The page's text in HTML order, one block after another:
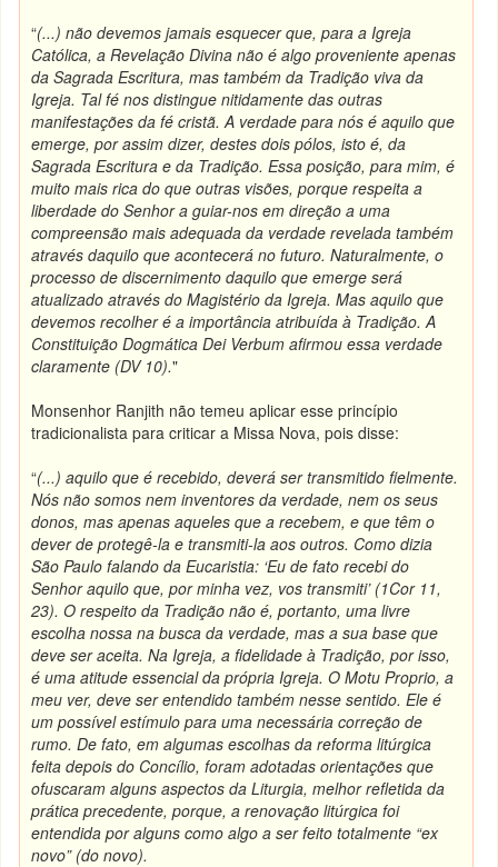
“(...) não devemos jamais esquecer que, para a Igreja
Católica, a Revelação Divina não é algo proveniente apenas
da Sagrada Escritura, mas também da Tradição viva da
Igreja. Tal fé nos distingue nitidamente das outras
manifestações da fé cristã. A verdade para nós é aquilo que
emerge, por assim dizer, destes dois pólos, isto é, da
Sagrada Escritura e da Tradição. Essa posição, para mim, é
muito mais rica do que outras visões, porque respeita a
liberdade do Senhor a guiar-nos em direção a uma
compreensão mais adequada da verdade revelada também
através daquilo que acontecerá no futuro. Naturalmente, o
processo de discernimento daquilo que emerge será
atualizado através do Magistério da Igreja. Mas aquilo que
devemos recolher é a importância atribuída à Tradição. A
Constituição Dogmática Dei Verbum afirmou essa verdade
claramente (DV 10)."
Monsenhor Ranjith não temeu aplicar esse princípio
tradicionalista para criticar a Missa Nova, pois disse:
“(...) aquilo que é recebido, deverá ser transmitido fielmente.
Nós não somos nem inventores da verdade, nem os seus
donos, mas apenas aqueles que a recebem, e que têm o
dever de protegê-la e transmiti-la aos outros. Como dizia
São Paulo falando da Eucaristia: ‘Eu de fato recebi do
Senhor aquilo que, por minha vez, vos transmiti’ (1Cor 11,
23). O respeito da Tradição não é, portanto, uma livre
escolha nossa na busca da verdade, mas a sua base que
deve ser aceita. Na Igreja, a fidelidade à Tradição, por isso,
é uma atitude essencial da própria Igreja. O Motu Proprio, a
meu ver, deve ser entendido também nesse sentido. Ele é
um possível estímulo para uma necessária correção de
rumo. De fato, em algumas escolhas da reforma litúrgica
feita depois do Concílio, foram adotadas orientações que
ofuscaram alguns aspectos da Liturgia, melhor refletida da
prática precedente, porque, a renovação litúrgica foi
entendida por alguns como algo a ser feito totalmente “ex
novo” (do novo).